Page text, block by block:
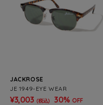
JACKROSE
JE 1949-EYE WEAR
¥3,003 (税込) 30% OFF